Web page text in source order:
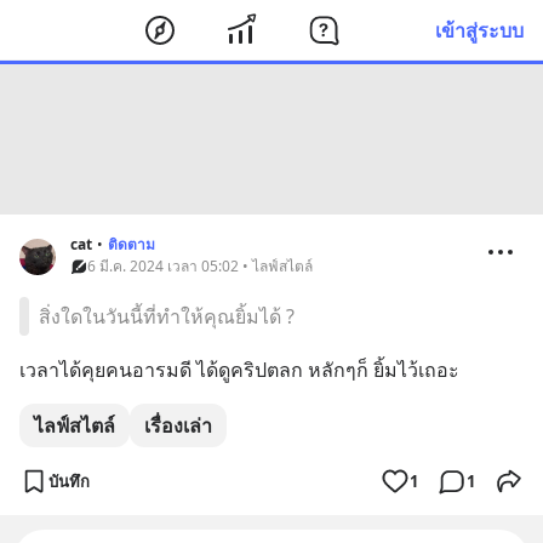
เข้าสู่ระบบ
cat • ติดตาม
6 มี.ค. 2024 เวลา 05:02 • ไลฟ์สไตล์
สิ่งใดในวันนี้ที่ทำให้คุณยิ้มได้ ?
เวลาได้คุยคนอารมดี ได้ดูคริปตลก หลักๆก็ ยิ้มไว้เถอะ
ไลฟ์สไตล์ เรื่องเล่า
บันทึก 1 1